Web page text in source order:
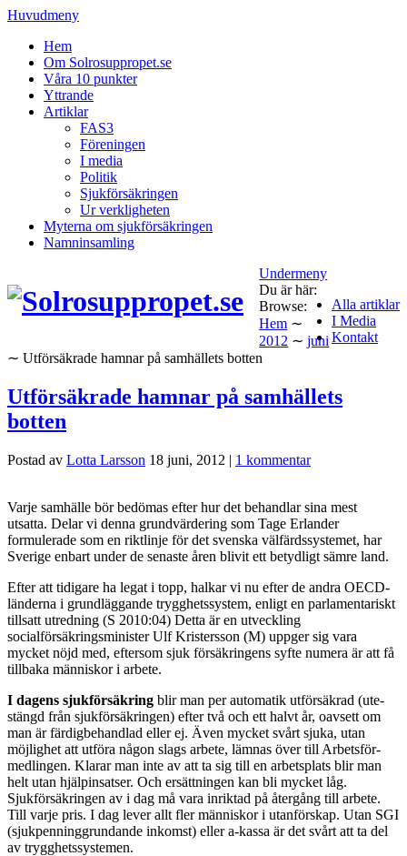
Huvudmeny
Hem
Om Solrosuppropet.se
Våra 10 punkter
Yttrande
Artiklar
FAS3
Föreningen
I media
Politik
Sjukförsäkringen
Ur verkligheten
Myterna om sjukförsäkringen
Namninsamling
Undermeny
Alla artiklar
I Media
Kontakt
Du är här:
Browse:
Hem ∼
2012 ∼ juni
∼ Utförsäkrade hamnar på samhällets botten
Utförsäkrade hamnar på samhällets
botten
Postad av Lotta Larsson 18 juni, 2012 | 1 kommentar
Varje samhälle bör bedömas efter hur det behandlar sina mest
utsatta. Delar vi denna grundvärdering som Tage Erlander
formulerade som en riktlinje för det svenska väl­färdssystemet, har
Sverige enbart under de senaste åren blivit ett betydligt sämre land.
Efter att tidigare ha legat i topp, halkar vi nu efter de andra OECD­-
länderna i grundläggande trygghetssystem, enligt en parla­mentariskt
tillsatt utredning (S 2010:04) Detta är en utveckling
socialförsäkringsminister Ulf Kristersson (M) uppger sig vara
mycket nöjd med, eftersom sjuk­ försäkringens syfte numera är att få
tillbaka människor i arbete.
I dagens sjukförsäkring blir man per automatik utförsäkrad (ute­
stängd från sjukförsäkringen) efter två och ett halvt år, oavsett om
man är färdigbehandlad eller ej. Även mycket svårt sjuka, utan
möjlighet att utföra någon slags arbete, lämnas över till Arbetsför­
medlingen. Klarar man inte av att ta sig till en arbetsplats blir man
helt utan hjälpinsatser. Och ersättningen kan bli mycket låg.
Sjukförsäkringen av i dag må vara inriktad på återgång till arbete.
Till varje pris. I dag lever allt fler människor i utanförskap. Utan SGI
(sjukpenninggrundande in­komst) eller a­-kassa är det svårt att ta del
av trygghetssystemen.